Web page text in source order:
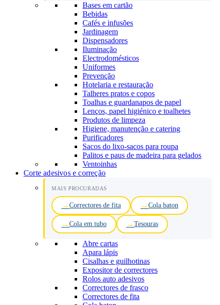
Bases em cartão
Bebidas
Cafés e infusões
Jardinagem
Dispensadores
Iluminação
Electrodomésticos
Uniformes
Prevenção
Hotelaria e restauração
Talheres pratos e copos
Toalhas e guardanapos de papel
Lenços, papel higiénico e toalhetes
Produtos de limpeza
Higiene, manutenção e catering
Purificadores
Sacos do lixo-sacos para roupa
Palitos e paus de madeira para gelados
Ventoinhas
Corte adesivos e correção
MAIS PROCURADAS
Correctores de fita Cola baton
Cola em tubo Tesouras
Abre cartas
Apara lápis
Cisalhas e guilhotinas
Expositor de correctores
Rolos auto adesivos
Correctores de frasco
Correctores de fita